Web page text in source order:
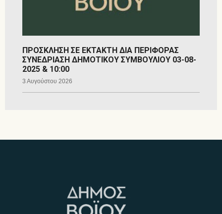
ΠΡΟΣΚΛΗΣΗ ΣΕ ΕΚΤΑΚΤΗ ΔΙΑ ΠΕΡΙΦΟΡΑΣ
ΣΥΝΕΔΡΙΑΣΗ ΔΗΜΟΤΙΚΟΥ ΣΥΜΒΟΥΛΙΟΥ 03-08-
2025 & 10:00
3 Αυγούστου 2026